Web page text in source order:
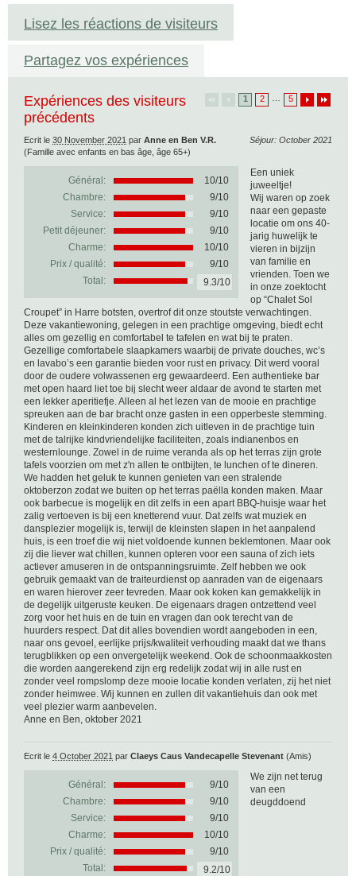
Lisez les réactions de visiteurs
Partagez vos expériences
1 2 5
Expériences des visiteurs
précédents
Séjour: October 2021
Ecrit le 30 November 2021 par Anne en Ben V.R.
(Famille avec enfants en bas âge, âge 65+)
Général: 10/10
Chambre:
9/10
Service:
9/10
Petit déjeuner:
9/10
Charme:
10/10
Prix / qualité:
9/10
Total:
9.3/10
Een uniek
juweeltje!
Wij waren op zoek
naar een gepaste
locatie om ons 40-
jarig huwelijk te
vieren in bijzijn
van familie en
vrienden. Toen we
in onze zoektocht
op “Chalet Sol
Croupet” in Harre botsten, overtrof dit onze stoutste verwachtingen.
Deze vakantiewoning, gelegen in een prachtige omgeving, biedt echt
alles om gezellig en comfortabel te tafelen en wat bij te praten.
Gezellige comfortabele slaapkamers waarbij de private douches, wc’s
en lavabo’s een garantie bieden voor rust en privacy. Dit werd vooral
door de oudere volwassenen erg gewaardeerd. Een authentieke bar
met open haard liet toe bij slecht weer aldaar de avond te starten met
een lekker aperitiefje. Alleen al het lezen van de mooie en prachtige
spreuken aan de bar bracht onze gasten in een opperbeste stemming.
Kinderen en kleinkinderen konden zich uitleven in de prachtige tuin
met de talrijke kindvriendelijke faciliteiten, zoals indianenbos en
westernlounge. Zowel in de ruime veranda als op het terras zijn grote
tafels voorzien om met z'n allen te ontbijten, te lunchen of te dineren.
We hadden het geluk te kunnen genieten van een stralende
oktoberzon zodat we buiten op het terras paëlla konden maken. Maar
ook barbecue is mogelijk en dit zelfs in een apart BBQ-huisje waar het
zalig vertoeven is bij een knetterend vuur. Dat zelfs wat muziek en
dansplezier mogelijk is, terwijl de kleinsten slapen in het aanpalend
huis, is een troef die wij niet voldoende kunnen beklemtonen. Maar ook
zij die liever wat chillen, kunnen opteren voor een sauna of zich iets
actiever amuseren in de ontspanningsruimte. Zelf hebben we ook
gebruik gemaakt van de traiteurdienst op aanraden van de eigenaars
en waren hierover zeer tevreden. Maar ook koken kan gemakkelijk in
de degelijk uitgeruste keuken. De eigenaars dragen ontzettend veel
zorg voor het huis en de tuin en vragen dan ook terecht van de
huurders respect. Dat dit alles bovendien wordt aangeboden in een,
naar ons gevoel, eerlijke prijs/kwaliteit verhouding maakt dat we thans
terugblikken op een onvergetelijk weekend. Ook de schoonmaakkosten
die worden aangerekend zijn erg redelijk zodat wij in alle rust en
zonder veel rompslomp deze mooie locatie konden verlaten, zij het niet
zonder heimwee. Wij kunnen en zullen dit vakantiehuis dan ook met
veel plezier warm aanbevelen.
Anne en Ben, oktober 2021
Ecrit le 4 October 2021 par Claeys Caus Vandecapelle Stevenant (Amis)
Général: 9/10
Chambre:
9/10
Service:
9/10
Charme:
10/10
Prix / qualité:
9/10
Total:
9.2/10
We zijn net terug
van een
deugddoend